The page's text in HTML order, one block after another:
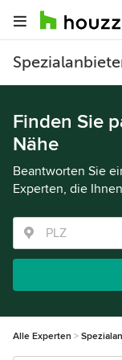
Finden Sie
Nähe
Beantworten Sie
Experten, die
Alle Experten